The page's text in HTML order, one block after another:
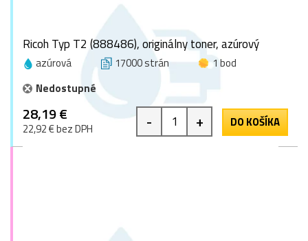
Ricoh Typ T2 (888486), originálny toner, azúrový
azúrová 17000 strán
1 bod
Nedostupné
28,19 €
22,92 € bez DPH - + DO KOŠÍKA